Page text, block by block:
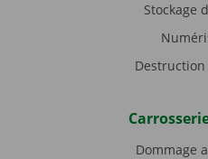
Stockage
Dommage